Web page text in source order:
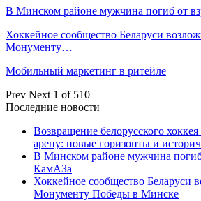
В Минском районе мужчина погиб от
Хоккейное сообщество Беларуси
Монументу…
Мобильный маркетинг в ритейле
Prev Next 1 of 510
Последние новости
Возвращение белорусского
арену: новые горизонты и
В Минском районе мужчина погиб
КамАЗа
Хоккейное сообщество Беларуси
Монументу Победы в Минске